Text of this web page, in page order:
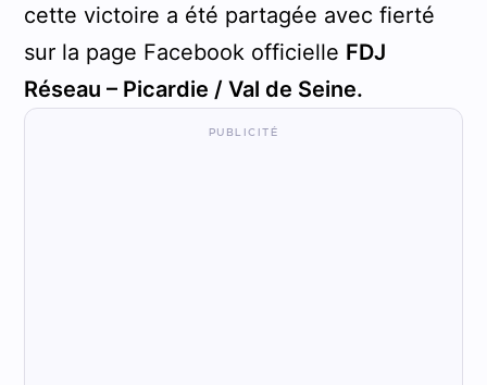
cette victoire a été partagée avec fierté
sur la page Facebook officielle FDJ
Réseau – Picardie / Val de Seine.